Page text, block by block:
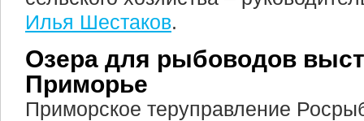
Илья Шестаков.
Озера для рыбоводов
Приморье
Приморское теруправление